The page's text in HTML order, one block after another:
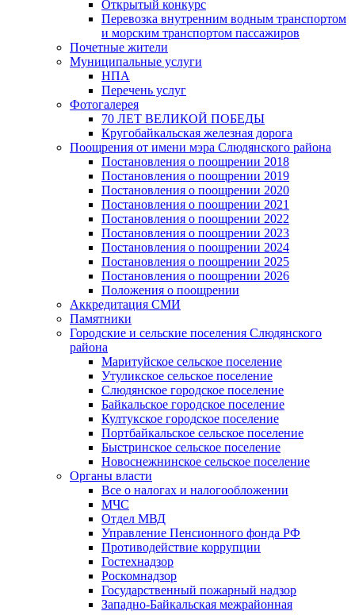
Открытый конкурс
Перевозка внутренним водным транспортом
и морским транспортом пассажиров
Почетные жители
Муниципальные услуги
НПА
Перечень услуг
Фотогалерея
70 ЛЕТ ВЕЛИКОЙ ПОБЕДЫ
Кругобайкальская железная дорога
Поощрения от имени мэра Слюдянского района
Постановления о поощрении 2018
Постановления о поощрении 2019
Постановления о поощрении 2020
Постановления о поощрении 2021
Постановления о поощрении 2022
Постановления о поощрении 2023
Постановления о поощрении 2024
Постановления о поощрении 2025
Постановления о поощрении 2026
Положения о поощрении
Аккредитация СМИ
Памятники
Городские и сельские поселения Слюдянского
района
Маритуйское сельское поселение
Утуликское сельское поселение
Слюдянское городское поселение
Байкальское городское поселение
Култукское городское поселение
Портбайкальское сельское поселение
Быстринское сельское поселение
Новоснежнинское сельское поселение
Органы власти
Все о налогах и налогообложении
МЧС
Отдел МВД
Управление Пенсионного фонда РФ
Противодействие коррупции
Гостехнадзор
Роскомнадзор
Государственный пожарный надзор
Западно-Байкальская межрайонная